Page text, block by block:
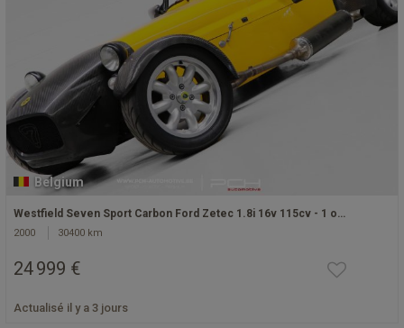
Belgium
Westfield Seven Sport Carbon Ford Zetec 1.8i 16v 115cv - 1 o…
2000 30400 km
24 999 €
Actualisé il y a 3 jours